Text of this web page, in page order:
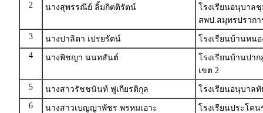
2
นางสุพรรณีย์ ลิ้มกิตติรัตน์
โรงเรียนอนุบาล
สพป.สมุทรปรากา
3
นางปาลิตา เปรยรัตน์
โรงเรียนบ้านหน
4
นางพิชญา นนทสันต์
โรงเรียนบ้านปา
เขต 2
5
นางสาวรัชชนันท์ ฟูเกียรติกุล
โรงเรียนอนุบาล
6
นางสาวเบญญาพัชร พรหมเอาะ
โรงเรียนประโค